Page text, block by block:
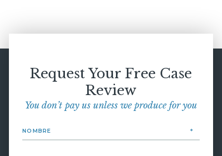
Request Your Free Case
Review
You don’t pay us unless we produce for you